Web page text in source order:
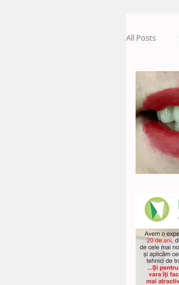
All Posts